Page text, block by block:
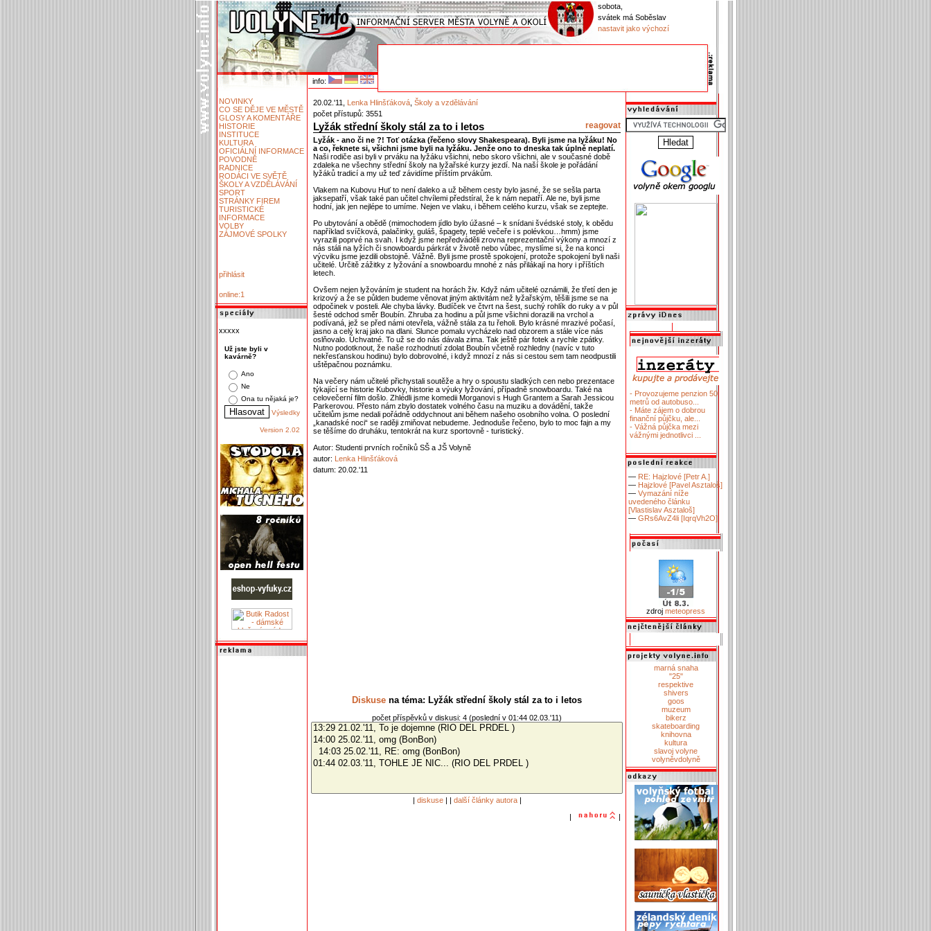
sobota,
svátek má Soběslav
nastavit jako výchozí
info:
NOVINKY
CO SE DĚJE VE MĚSTĚ
GLOSY A KOMENTÁŘE
HISTORIE
INSTITUCE
KULTURA
OFICIÁLNÍ INFORMACE
POVODNĚ
RADNICE
RODÁCI VE SVĚTĚ
ŠKOLY A VZDĚLÁVÁNÍ
SPORT
STRÁNKY FIREM
TURISTICKÉ
INFORMACE
VOLBY
ZÁJMOVÉ SPOLKY
přihlásit
online:1
xxxxx
Už jste byli v
kavárně?
Ano
Ne
Ona tu nějaká je?
Výsledky
Version 2.02
20.02.'11, Lenka Hlinšťáková Školy a vzdělávání
počet přístupů: 3551
reagovat
Lyžák střední školy stál za to i letos
Lyžák - ano či ne ?! Toť otázka (řečeno slovy Shakespeara). Byli jsme na lyžáku! No
a co, řeknete si, všichni jsme byli na lyžáku. Jenže ono to dneska tak úplně neplatí.
Naši rodiče asi byli v prváku na lyžáku všichni, nebo skoro všichni, ale v současné době
zdaleka ne všechny střední školy na lyžařské kurzy jezdí. Na naší škole je pořádání
lyžáků tradicí a my už teď závidíme příštím prvákům.
Vlakem na Kubovu Huť to není daleko a už během cesty bylo jasné, že se sešla parta
jaksepatří, však také pan učitel chvílemi předstíral, že k nám nepatří. Ale ne, byli jsme
hodní, jak jen nejlépe to umíme. Nejen ve vlaku, i během celého kurzu, však se zeptejte.
Po ubytování a obědě (mimochodem jídlo bylo úžasné – k snídani švédské stoly, k obědu
například svíčková, palačinky, guláš, špagety, teplé večeře i s polévkou…hmm) jsme
vyrazili poprvé na svah. I když jsme nepředváděli zrovna reprezentační výkony a mnozí z
nás stáli na lyžích či snowboardu párkrát v životě nebo vůbec, myslíme si, že na konci
výcviku jsme jezdili obstojně. Vážně. Byli jsme prostě spokojení, protože spokojení byli naši
učitelé. Určitě zážitky z lyžování a snowboardu mnohé z nás přilákají na hory i příštích
letech.
Ovšem nejen lyžováním je student na horách živ. Když nám učitelé oznámili, že třetí den je
krizový a že se půlden budeme věnovat jiným aktivitám než lyžařským, těšili jsme se na
odpočinek v posteli. Ale chyba lávky. Budíček ve čtvrt na šest, suchý rohlík do ruky a v půl
šesté odchod směr Boubín. Zhruba za hodinu a půl jsme všichni dorazili na vrchol a
podívaná, jež se před námi otevřela, vážně stála za tu řeholi. Bylo krásné mrazivé počasí,
jasno a celý kraj jako na dlani. Slunce pomalu vycházelo nad obzorem a stále více nás
oslňovalo. Úchvatné. To už se do nás dávala zima. Tak ještě pár fotek a rychle zpátky.
Nutno podotknout, že naše rozhodnutí zdolat Boubín včetně rozhledny (navíc v tuto
nekřesťanskou hodinu) bylo dobrovolné, i když mnozí z nás si cestou sem tam neodpustili
uštěpačnou poznámku.
Na večery nám učitelé přichystali soutěže a hry o spoustu sladkých cen nebo prezentace
týkající se historie Kubovky, historie a výuky lyžování, případně snowboardu. Také na
celovečerní film došlo. Zhlédli jsme komedii Morganovi s Hugh Grantem a Sarah Jessicou
Parkerovou. Přesto nám zbylo dostatek volného času na muziku a dovádění, takže
učitelům jsme nedali pořádně oddychnout ani během našeho osobního volna. O poslední
„kanadské noci“ se raději zmiňovat nebudeme. Jednoduše řečeno, bylo to moc fajn a my
se těšíme do druháku, tentokrát na kurz sportovně - turistický.
Autor: Studenti prvních ročníků SŠ a JŠ Volyně
autor: Lenka Hlinšťáková
datum: 20.02.'11
Diskuse na téma: Lyžák střední školy stál za to i letos
počet příspěvků v diskusi: 4 (poslední v 01:44 02.03.'11)
| diskuse| | další články autora|
|
|
- Provozujeme penzion 50
metrů od autobuso...
- Máte zájem o dobrou
finanční půjčku, ale...
- Vážná půjčka mezi
vážnými jednotlivci ...
— RE: Hajzlové [Petr A.]
— Hajzlové [Pavel Asztaloš]
— Vymazání níže
uvedeného článku
[Vlastislav Asztaloš]
— GRs6AvZ4li [IqrqVh2O]
zdroj meteopress
marná snaha
"25"
respektive
shivers
goos
muzeum
bikerz
skateboarding
knihovna
kultura
slavoj volyne
volyněvdolyně